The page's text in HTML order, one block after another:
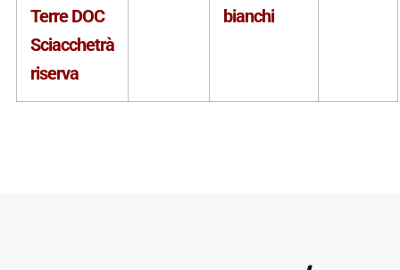
Terre DOC
Sciacchetrà
riserva
bianchi